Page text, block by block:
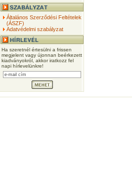
Általános Szerződési Feltételek
(ÁSZF)
Adatvédelmi szabályzat
Ha szeretnél értesülni a frissen
megjelent vagy újonnan beérkezett
kiadványokról, akkor iratkozz fel
napi hírlevelünkre!